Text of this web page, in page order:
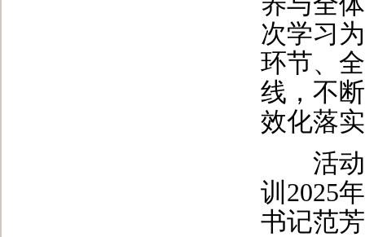
次学习
环节、
线，不
效化落
活动
训2025
书记范